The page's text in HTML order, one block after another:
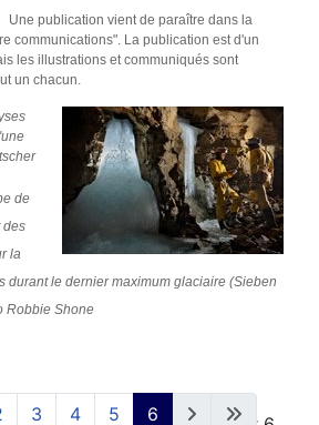
Une publication vient de paraître dans la
communications". La publication est d'un
les illustrations et communiqués sont
un chacun.
de
des
la
durant le dernier maximum glaciaire (Sieben
Robbie Shone
3 4 5 6